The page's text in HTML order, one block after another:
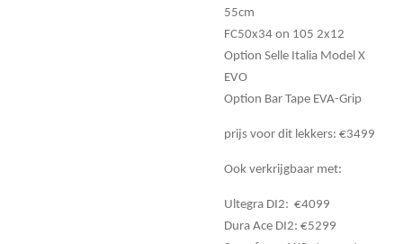
55cm
FC50x34 on 105 2x12
Option Selle Italia Model X
EVO
Option Bar Tape EVA-Grip
prijs voor dit lekkers: €3499
Ook verkrijgbaar met:
Ultegra DI2: €4099
Dura Ace DI2: €5299